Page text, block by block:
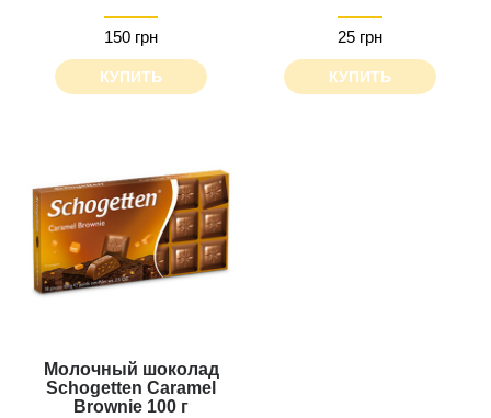
150 грн
КУПИТЬ
25 грн
КУПИТЬ
Молочный шоколад
Schogetten Caramel
Brownie 100 г